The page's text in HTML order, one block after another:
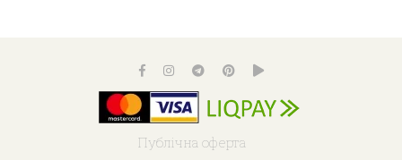
Публічна оферта